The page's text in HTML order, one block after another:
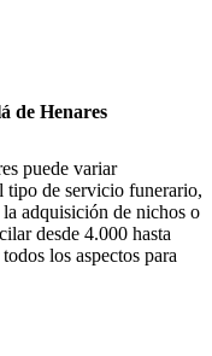
de Henares
puede variar
tipo de servicio funerario,
adquisición de nichos o
desde 4.000 hasta
los aspectos para